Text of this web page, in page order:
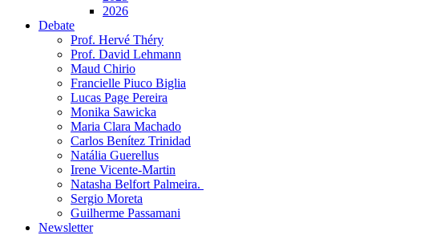
2026
Debate
Prof. Hervé Théry
Prof. David Lehmann
Maud Chirio
Francielle Piuco Biglia
Lucas Page Pereira
Monika Sawicka
Maria Clara Machado
Carlos Benítez Trinidad
Natália Guerellus
Irene Vicente-Martin
Natasha Belfort Palmeira.
Sergio Moreta
Guilherme Passamani
Newsletter